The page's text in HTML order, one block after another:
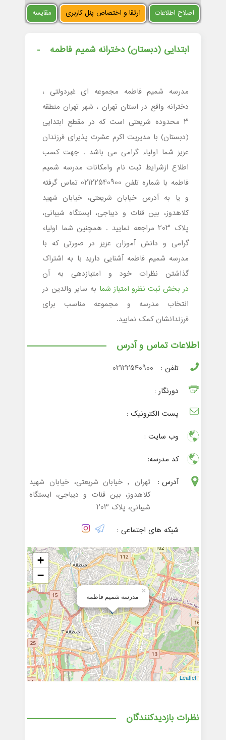
اصلاح اطلاعات ارتقا و اختصاص پنل کاربری مقایسه
ابتدایی (دبستان) دخترانه شمیم فاطمه
مدرسه شمیم فاطمه مجموعه ای غیردولتی ،
دخترانه واقع در استان تهران ، شهر تهران منطقه
3 محدوده شریعتی است که در مقطع ابتدایی
(دبستان) با مدیریت اکرم عشرت پذیرای فرزندان
عزیز شما اولیاء گرامی می باشد . جهت کسب
اطلاع ازشرایط ثبت نام وامکانات مدرسه شمیم
فاطمه با شماره تلفن 02122540900 تماس گرفته
و یا به آدرس خیابان شریعتی، خیابان شهید
کلاهدوز، بین قنات و دیباجی، ایستگاه شیبانی،
پلاک 203 مراجعه نمایید . همچنین شما اولیاء
گرامی و دانش آموزان عزیز در صورتی که با
مدرسه شمیم فاطمه آشنایی دارید با به اشتراک
گذاشتن نظرات خود و امتیازدهی به آن
در بخش ثبت نظرو امتیاز شما به سایر والدین در
انتخاب مدرسه و مجموعه مناسب برای
فرزندانشان کمک نمایید.
اطلاعات تماس و آدرس
تلفن :
02122540900
دورنگار :
پست الکترونیک :
وب سایت :
کد مدرسه:
آدرس :
تهران , خیابان شریعتی، خیابان شهید
کلاهدوز، بین قنات و دیباجی، ایستگاه
شیبانی، پلاک 203
شبکه های اجتماعی :
مدرسه شمیم فاطمه
×
+
−
Leaflet
نظرات بازدیدکنندگان